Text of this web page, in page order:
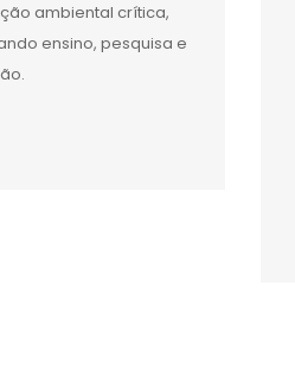
ambiental crítica,
ensino, pesquisa e